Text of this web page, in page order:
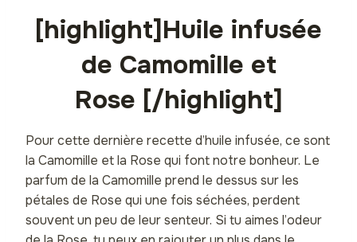
[highlight]Huile infusée
de Camomille et
Rose [/highlight]
Pour cette dernière recette d’huile infusée, ce sont
la Camomille et la Rose qui font notre bonheur. Le
parfum de la Camomille prend le dessus sur les
pétales de Rose qui une fois séchées, perdent
souvent un peu de leur senteur. Si tu aimes l’odeur